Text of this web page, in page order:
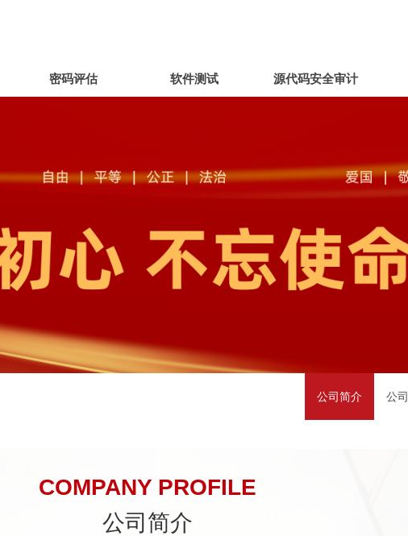
密码评估 软件测试 源代码安全审计
COMPANY PROFILE
公司简介
公司简介 公